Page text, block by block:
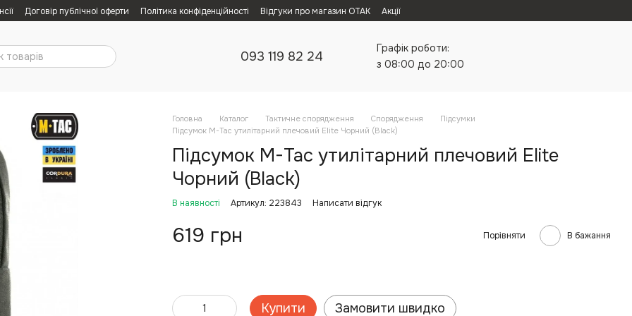
Договір публічної оферти Політика конфіденційності Відгуки про магазин ОТАК Акції
093 119 82 24
Графік роботи:
з 08:00 до 20:00
Головна Каталог Тактичне спорядження Спорядження
Підсумки
Підсумок M-Tac утилітарний плечовий Elite Чорний (Black)
Підсумок M-Tac утилітарний плечовий Elite
Чорний (Black)
В наявності Артикул: 223843 Написати відгук
619 грн Порівняти В бажання
Купити Замовити швидко